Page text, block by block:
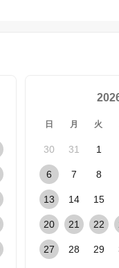
日 月 火
30 31 1
6 7 8
13 14 15
20 21 22
27 28 29